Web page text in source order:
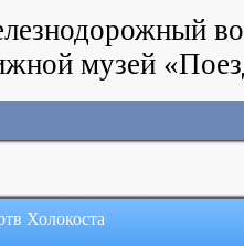
музей
Холокоста